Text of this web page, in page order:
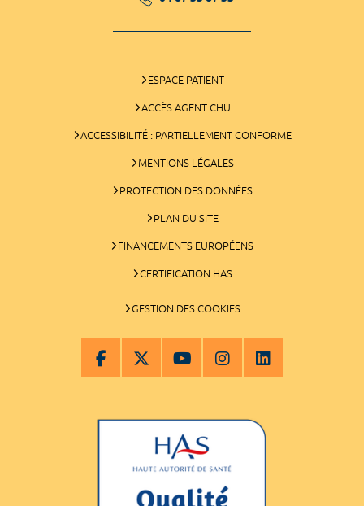
ESPACE PATIENT
ACCÈS AGENT CHU
ACCESSIBILITÉ : PARTIELLEMENT CONFORME
MENTIONS LÉGALES
PROTECTION DES DONNÉES
PLAN DU SITE
FINANCEMENTS EUROPÉENS
CERTIFICATION HAS
GESTION DES COOKIES